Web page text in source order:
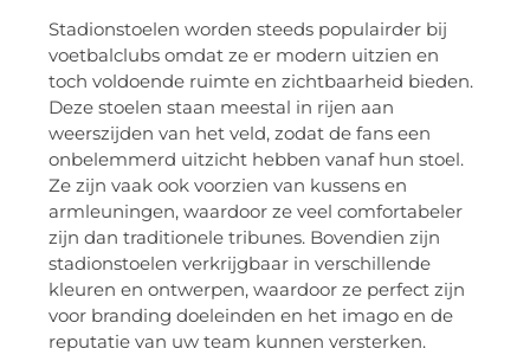
Stadionstoelen worden steeds populairder bij
voetbalclubs omdat ze er modern uitzien en
toch voldoende ruimte en zichtbaarheid bieden.
Deze stoelen staan meestal in rijen aan
weerszijden van het veld, zodat de fans een
onbelemmerd uitzicht hebben vanaf hun stoel.
Ze zijn vaak ook voorzien van kussens en
armleuningen, waardoor ze veel comfortabeler
zijn dan traditionele tribunes. Bovendien zijn
stadionstoelen verkrijgbaar in verschillende
kleuren en ontwerpen, waardoor ze perfect zijn
voor branding doeleinden en het imago en de
reputatie van uw team kunnen versterken.